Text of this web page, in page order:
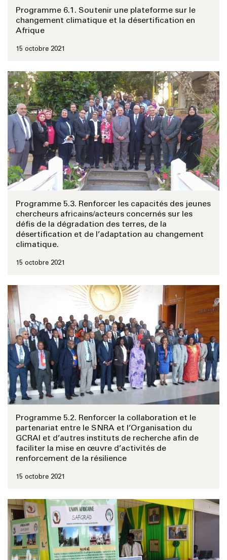
Programme 6.1. Soutenir une plateforme sur le
changement climatique et la désertification en
Afrique
15 octobre 2021
Programme 5.3. Renforcer les capacités des jeunes
chercheurs africains/acteurs concernés sur les
défis de la dégradation des terres, de la
désertification et de l’adaptation au changement
climatique.
15 octobre 2021
Programme 5.2. Renforcer la collaboration et le
partenariat entre le SNRA et l’Organisation du
GCRAI et d’autres instituts de recherche afin de
faciliter la mise en œuvre d’activités de
renforcement de la résilience
15 octobre 2021